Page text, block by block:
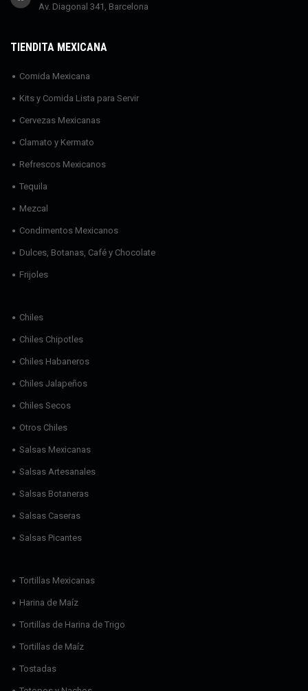
Av. Diagonal 341, Barcelona
TIENDITA MEXICANA
Comida Mexicana
Kits y Comida Lista para Servir
Cervezas Mexicanas
Clamato y Kermato
Refrescos Mexicanos
Tequila
Mezcal
Condimentos Mexicanos
Dulces, Botanas, Café y Chocolate
Frijoles
Chiles
Chiles Chipotles
Chiles Habaneros
Chiles Jalapeños
Chiles Secos
Otros Chiles
Salsas Mexicanas
Salsas Artesanales
Salsas Botaneras
Salsas Caseras
Salsas Picantes
Tortillas Mexicanas
Harina de Maíz
Tortillas de Harina de Trigo
Tortillas de Maíz
Tostadas